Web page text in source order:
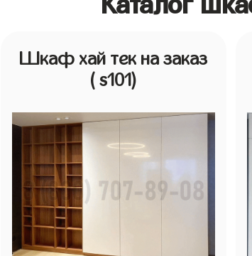
Шкаф хай тек на заказ
( s101)